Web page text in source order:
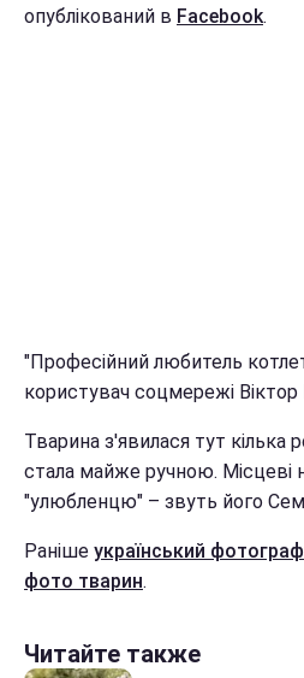
опублікований в Facebook.
"Професійний любитель
користувач соцмережі
Тварина з'явилася тут кілька
стала майже ручною. Місцеві
"улюбленцю" – звуть його
Раніше український
фото тварин.
Читайте также